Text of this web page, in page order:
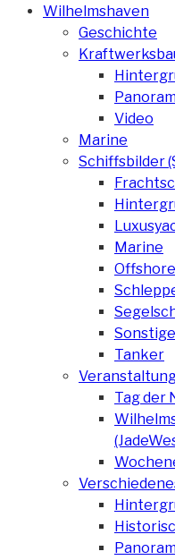
Wilhelmshaven
Geschichte
Video
Marine
Schiffsbilder
Marine
Sonstige
Tanker
Tag der